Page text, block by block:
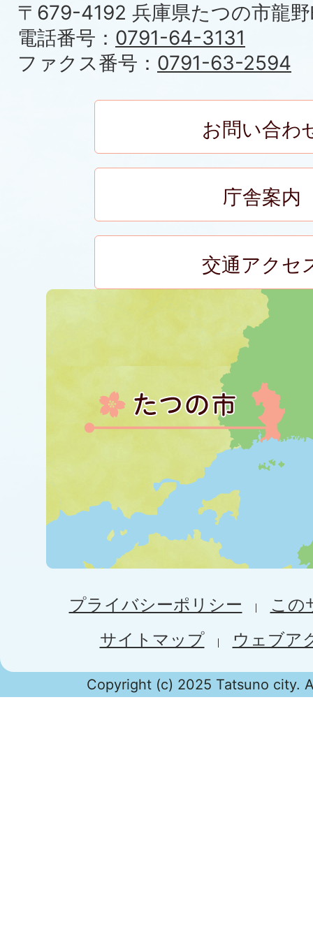
〒679-4192 兵庫県たつの市龍
電話番号： 0791-64-3131
ファクス番号： 0791-63-2594
お問い合わ
庁舎案内
交通アクセ
プライバシーポリシー
この
サイトマップ
ウェブア
Copyright (c) 2025 Tatsuno city.